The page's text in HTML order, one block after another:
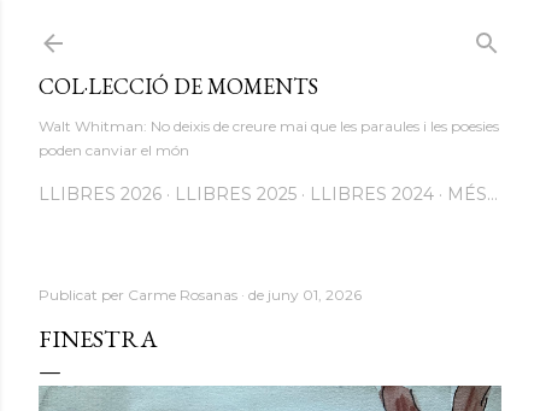
COL·LECCIÓ DE MOMENTS
Walt Whitman: No deixis de creure mai que les paraules i les poesies
poden canviar el món
LLIBRES 2026 LLIBRES 2025 LLIBRES 2024 MÉS…
Publicat per Carme Rosanas de juny 01, 2026
FINESTRA